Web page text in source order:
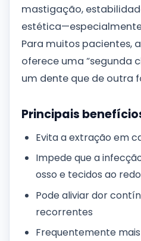
mastigação,
Para muitos pacientes,
oferece uma “segunda
um dente que de outra
Principais
Evita a extração em
Impede que a
osso e tecidos ao
Pode aliviar dor
recorrentes
Frequentemente